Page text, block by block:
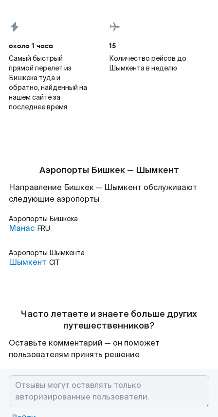
около 1 часа
Самый быстрый
прямой перелет из
Бишкека туда и
обратно, найденный на
нашем сайте за
последнее время
15
Количество рейсов до
Шымкента в неделю
Аэропорты Бишкек — Шымкент
Направление Бишкек — Шымкент обслуживают
следующие аэропорты
Аэропорты Бишкека
Манас FRU
Аэропорты Шымкента
Шымкент CIT
Часто летаете и знаете больше других
путешественников?
Оставьте комментарий — он поможет
пользователям принять решение